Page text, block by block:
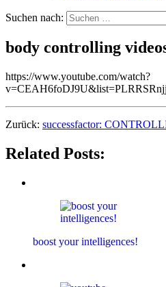
Suchen nach:
body controlling
https://www.youtube.com/watch?
Zurück: successfactor:
Related Posts:
boost your intelligences!